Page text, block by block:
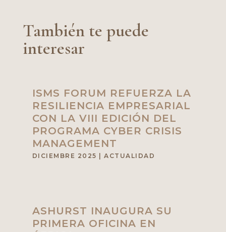
También te puede
interesar
ISMS FORUM REFUERZA LA
RESILIENCIA EMPRESARIAL
CON LA VIII EDICIÓN DEL
PROGRAMA CYBER CRISIS
MANAGEMENT
DICIEMBRE 2025 |ACTUALIDAD
ASHURST INAUGURA SU
PRIMERA OFICINA EN